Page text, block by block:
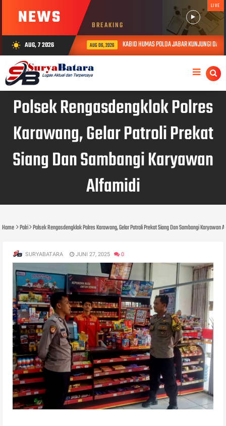
NEWS BREAKING
LIVE
wb_sunny AUG, 7 2026 AUG 06, 2026 KABID HUMAS POLDA JABAR KUNJUNGI DAN
Polsek Rengasdengklok Polres
Karawang, Gelar Patroli Prekat
Siang Dan Sambangi Karyawan
Alfamidi
Home Polri Polsek Rengasdengklok Polres Karawang, Gelar Patroli Prekat Siang Dan Sambangi Karyawan
SURYABATARA JUNI 27, 2025 0